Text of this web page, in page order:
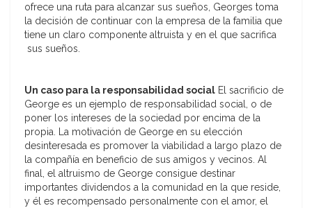
ofrece una ruta para alcanzar sus sueños, Georges toma
la decisión de continuar con la empresa de la familia que
tiene un claro componente altruista y en el que sacrifica
sus sueños.
Un caso para la responsabilidad social El sacrificio de
George es un ejemplo de responsabilidad social, o de
poner los intereses de la sociedad por encima de la
propia. La motivación de George en su elección
desinteresada es promover la viabilidad a largo plazo de
la compañía en beneficio de sus amigos y vecinos. Al
final, el altruismo de George consigue destinar
importantes dividendos a la comunidad en la que reside,
y él es recompensado personalmente con el amor, el